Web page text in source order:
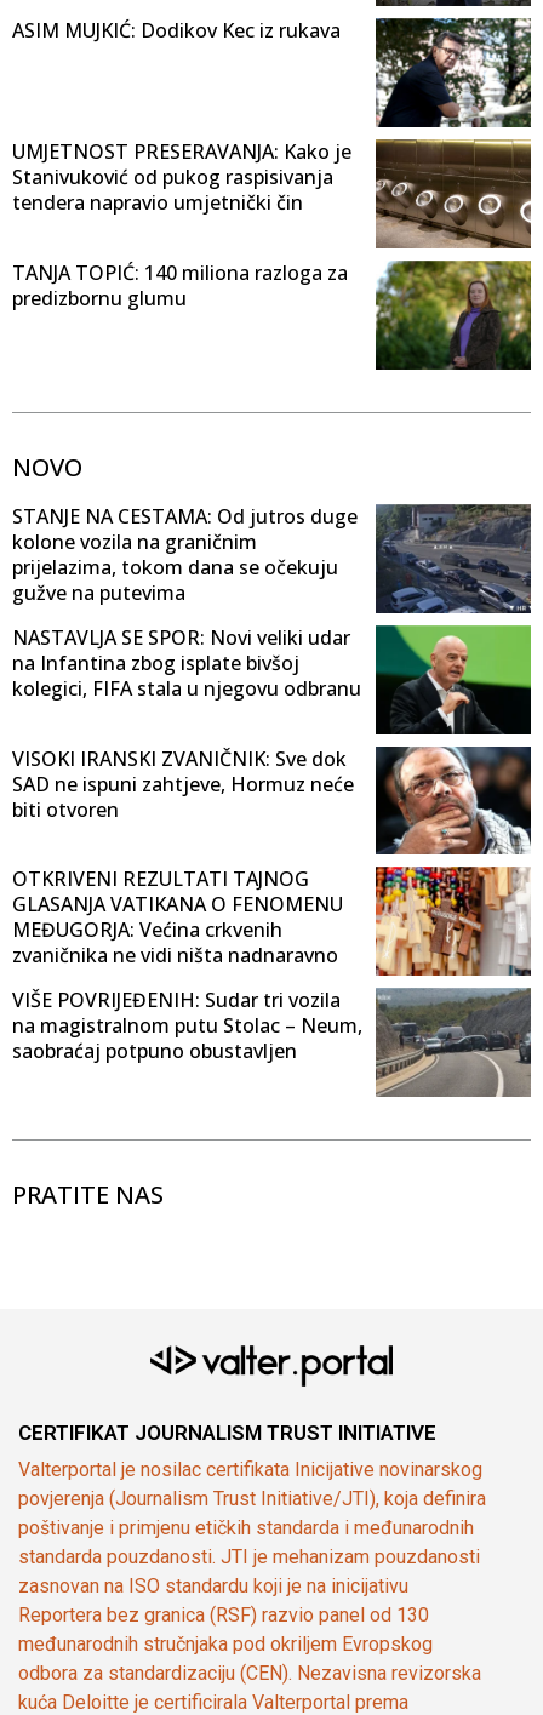
ASIM MUJKIĆ: Dodikov Kec iz rukava
UMJETNOST PRESERAVANJA: Kako je
Stanivuković od pukog raspisivanja
tendera napravio umjetnički čin
TANJA TOPIĆ: 140 miliona razloga za
predizbornu glumu
NOVO
STANJE NA CESTAMA: Od jutros duge
kolone vozila na graničnim
prijelazima, tokom dana se očekuju
gužve na putevima
NASTAVLJA SE SPOR: Novi veliki udar
na Infantina zbog isplate bivšoj
kolegici, FIFA stala u njegovu odbranu
VISOKI IRANSKI ZVANIČNIK: Sve dok
SAD ne ispuni zahtjeve, Hormuz neće
biti otvoren
OTKRIVENI REZULTATI TAJNOG
GLASANJA VATIKANA O FENOMENU
MEĐUGORJA: Većina crkvenih
zvaničnika ne vidi ništa nadnaravno
VIŠE POVRIJEĐENIH: Sudar tri vozila
na magistralnom putu Stolac – Neum,
saobraćaj potpuno obustavljen
PRATITE NAS
CERTIFIKAT JOURNALISM TRUST INITIATIVE
Valterportal je nosilac certifikata Inicijative novinarskog
povjerenja (Journalism Trust Initiative/JTI), koja definira
poštivanje i primjenu etičkih standarda i međunarodnih
standarda pouzdanosti. JTI je mehanizam pouzdanosti
zasnovan na ISO standardu koji je na inicijativu
Reportera bez granica (RSF) razvio panel od 130
međunarodnih stručnjaka pod okriljem Evropskog
odbora za standardizaciju (CEN). Nezavisna revizorska
kuća Deloitte je certificirala Valterportal prema